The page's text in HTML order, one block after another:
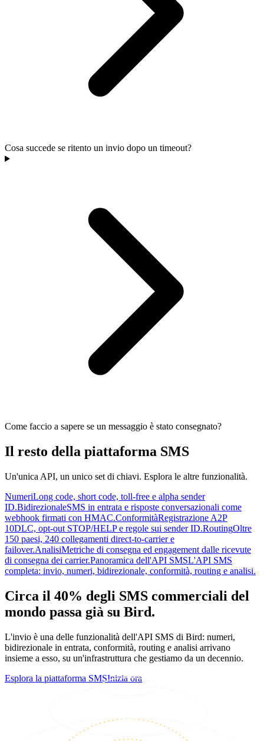
Cosa succede se ritento un invio dopo un timeout?
Come faccio a sapere se un messaggio è stato consegnato?
Il resto della piattaforma SMS
Un'unica API, un unico set di chiavi. Esplora le altre funzionalità.
NumeriLong code, short code, toll-free e alpha sender
ID.BidirezionaleSMS in entrata e risposte conversazionali come
webhook firmati con HMAC.ConformitàRegistrazione A2P
10DLC, opt-out STOP/HELP e regole sui sender ID.RoutingOltre
150 paesi, 240 collegamenti direct-to-carrier e
failover.AnalisiMetriche di consegna ed engagement dalle ricevute
di consegna dei carrier.Panoramica dell'API SMSL'API SMS
completa: invio, numeri, bidirezionale, conformità, routing e analisi.
Circa il 40% degli SMS commerciali del
mondo passa già su Bird.
L'invio è una delle funzionalità dell'API SMS di Bird: numeri,
bidirezionale in entrata, conformità, routing e analisi arrivano
insieme a esso, su un'infrastruttura che gestiamo da un decennio.
Esplora la piattaforma SMSInizia ora